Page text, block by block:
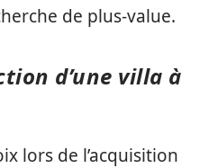
de plus-value.
d’une villa à
lors de l’acquisition